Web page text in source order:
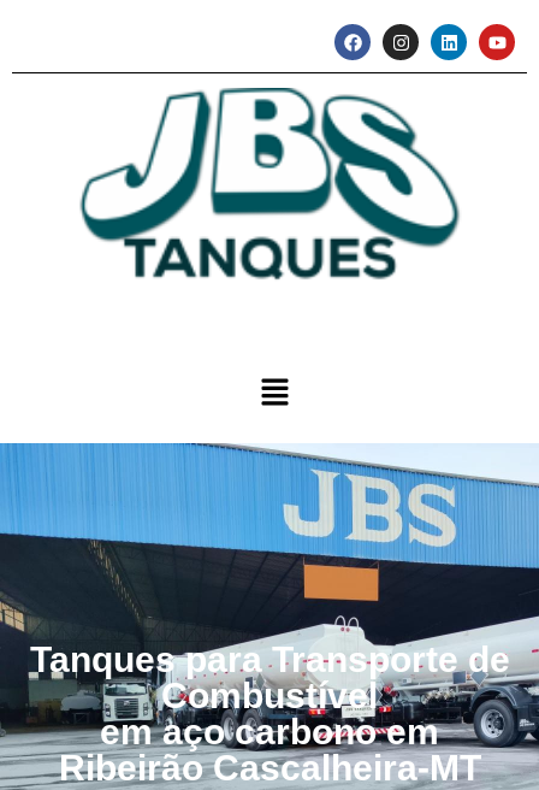
Tanques para Transporte de
Combustível
em aço carbono em
Ribeirão Cascalheira-MT